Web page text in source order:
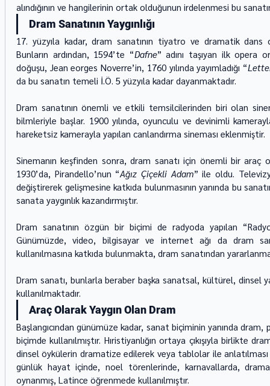
alındığının ve hangilerinin ortak olduğunun irdelenmesi bu
Dram Sanatının Yaygınlığı
17. yüzyıla kadar, dram sanatının tiyatro ve dramatik
Bunların ardından, 1594’te “Dafne” adını taşıyan ilk opera
doğuşu, Jean eorges Noverre’in, 1760 yılında yayımladığı “
da bu sanatın temeli İ.Ö. 5 yüzyıla kadar dayanmaktadır.
Dram sanatının önemli ve etkili temsilcilerinden biri olan
bilmleriyle başlar. 1900 yılında, oyunculu ve devinimli
hareketsiz kamerayla yapılan canlandırma sineması eklenmiştir.
Sinemanın keşfinden sonra, dram sanatı için önemli bir araç
1930’da, Pirandello’nun “Ağız Çiçekli Adam” ile oldu.
değiştirerek gelişmesine katkıda bulunmasının yanında bu
sanata yaygınlık kazandırmıştır.
Dram sanatının özgün bir biçimi de radyoda yapılan
Günümüzde, video, bilgisayar ve internet ağı da dram
kullanılmasına katkıda bulunmakta, dram sanatından
Dram sanatı, bunlarla beraber başka sanatsal, kültürel, dinsel
kullanılmaktadır.
Araç Olarak Yaygın Olan Dram
Başlangıcından günümüze kadar, sanat biçiminin yanında
biçimde kullanılmıştır. Hıristiyanlığın ortaya çıkışıyla birlikte
dinsel öykülerin dramatize edilerek veya tablolar ile
günlük hayat içinde, noel törenlerinde, karnavallarda,
oynanmış, Latince öğrenmede kullanılmıştır.